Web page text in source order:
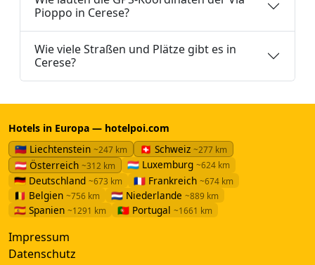
Pioppo in Cerese?
Wie viele Straßen und Plätze gibt es in
Cerese?
Hotels in Europa — hotelpoi.com
🇱🇮 Liechtenstein ~247 km 🇨🇭 Schweiz ~277 km
🇦🇹 Österreich ~312 km 🇱🇺 Luxemburg ~624 km
🇩🇪 Deutschland ~673 km 🇫🇷 Frankreich ~674 km
🇧🇪 Belgien ~756 km 🇳🇱 Niederlande ~889 km
🇪🇸 Spanien ~1291 km 🇵🇹 Portugal ~1661 km
Impressum
Datenschutz